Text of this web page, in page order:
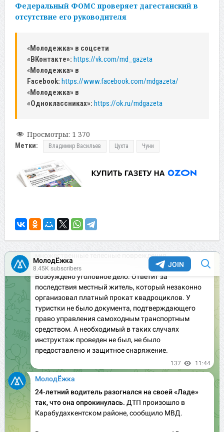
Федеральный ФОМС проверяет дагестанский в
отсутствие его руководителя
«Молодежка» в соцсети
«ВКонтакте»: https://vk.com/md_gazeta
«Молодежка» в
Facebook: https://www.facebook.com/mdgazeta/
«Молодежка» в
«Одноклассниках»: https://ok.ru/mdgazeta
Просмотры: 1 370
Метки: Владимир Васильев Цухта Чуни